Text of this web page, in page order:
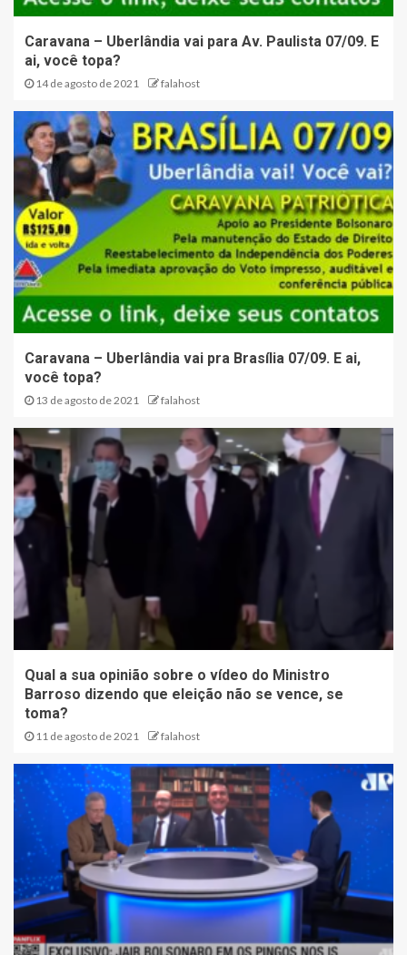
Caravana – Uberlândia vai para Av. Paulista 07/09. E
ai, você topa?
14 de agosto de 2021 falahost
Caravana – Uberlândia vai pra Brasília 07/09. E ai,
você topa?
13 de agosto de 2021 falahost
Qual a sua opinião sobre o vídeo do Ministro
Barroso dizendo que eleição não se vence, se
toma?
11 de agosto de 2021 falahost